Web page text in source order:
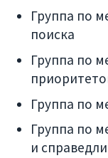
Группа по
поиска
Группа по
Группа по
Группа по
и